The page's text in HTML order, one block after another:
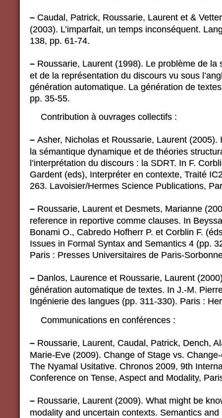
– Caudal, Patrick, Roussarie, Laurent et &
(2003). L’imparfait, un temps inconséquent.
138, pp. 61-74.
– Roussarie, Laurent (1998). Le problème de la
et de la représentation du discours vu sous
génération automatique. La génération de
pp. 35-55.
Contribution à ouvrages collectifs :
– Asher, Nicholas et Roussarie, Laurent (2005).
la sémantique dynamique et de théories
l’interprétation du discours : la SDRT. In F.
Gardent (eds), Interpréter en contexte, Traité
263. Lavoisier/Hermes Science Publications,
– Roussarie, Laurent et Desmets, Marianne
reference in reportive comme clauses. In
Bonami O., Cabredo Hofherr P. et Corblin F.
Issues in Formal Syntax and Semantics 4 (pp.
Paris : Presses Universitaires de Paris-
– Danlos, Laurence et Roussarie, Laurent
génération automatique de textes. In J.-M.
Ingénierie des langues (pp. 311-330). Paris :
Communications en conférences :
– Roussarie, Laurent, Caudal, Patrick, Dench,
Marie-Eve (2009). Change of Stage vs.
The Nyamal Usitative. Chronos 2009, 9th
Conference on Tense, Aspect and Modality,
– Roussarie, Laurent (2009). What might be
modality and uncertain contexts. Semantics and